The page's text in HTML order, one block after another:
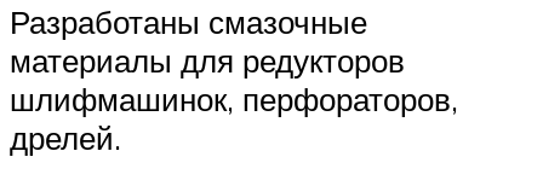
Разработаны смазочные
материалы для редукторов
шлифмашинок, перфораторов,
дрелей.